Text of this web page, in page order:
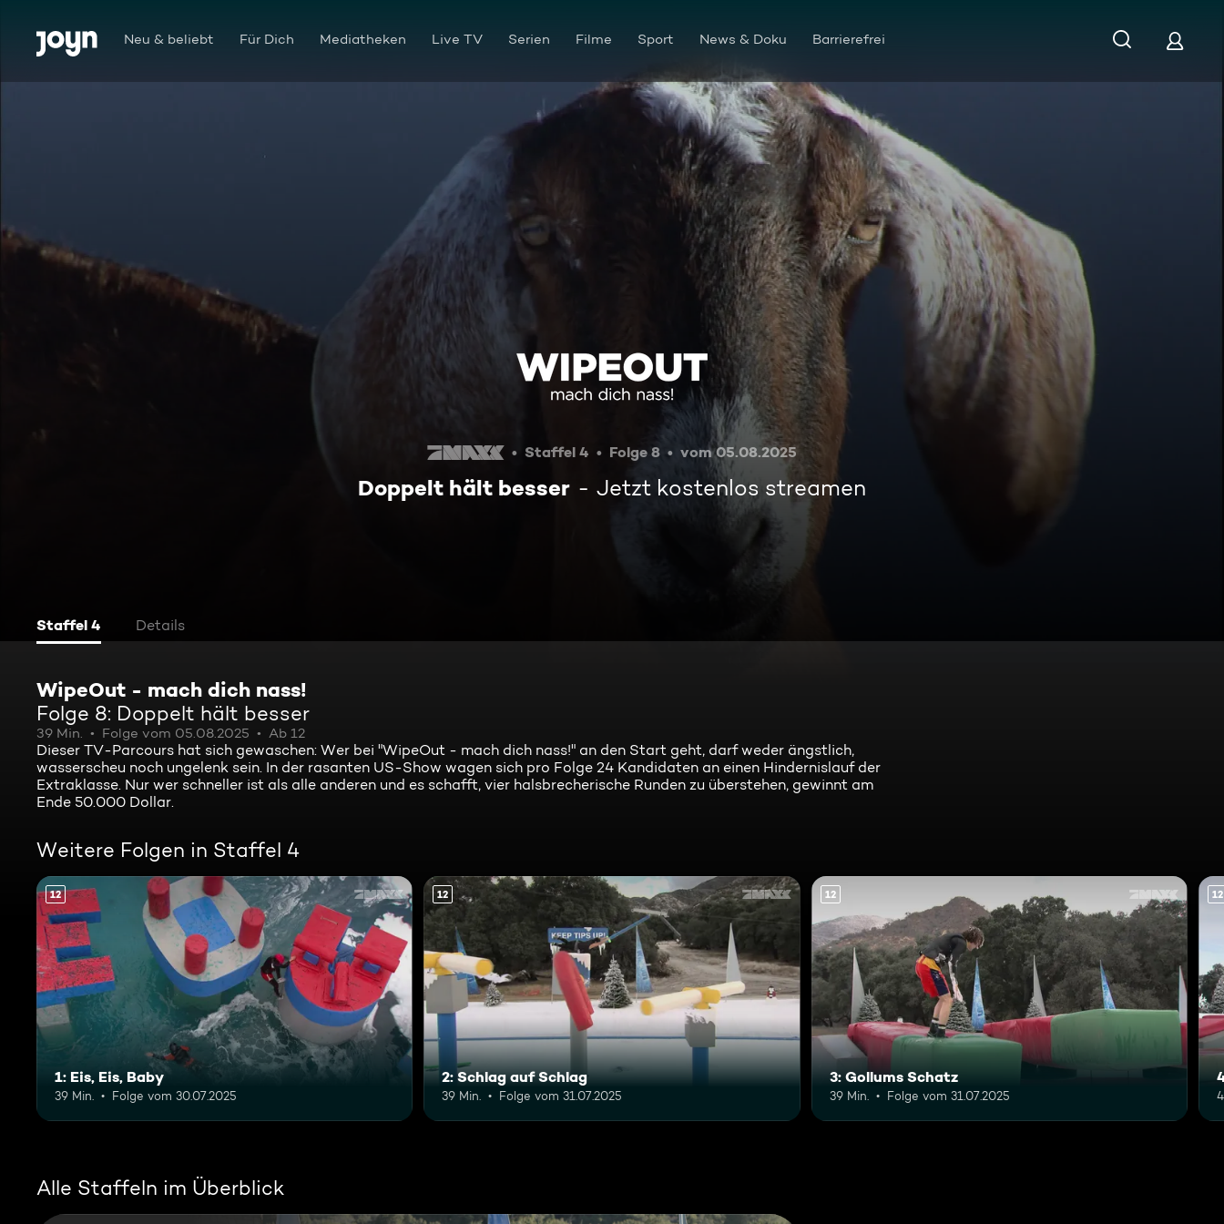
Zum Inhalt springen
Barrierefrei Neu & beliebt Für Dich Mediatheken Live TV Serien Filme Sport News & Doku Barrierefrei
Doppelt hält besser
Staffel 4 Folge 8 vom 05.08.2025
Doppelt hält besser Jetzt kostenlos streamen
Staffel 4 Details
WipeOut - mach dich nass!
Folge 8: Doppelt hält besser
39 Min. Folge vom 05.08.2025 Ab 12
Dieser TV-Parcours hat sich gewaschen: Wer bei "WipeOut - mach dich nass!" an den Start geht, darf weder ängstlich,
wasserscheu noch ungelenk sein. In der rasanten US-Show wagen sich pro Folge 24 Kandidaten an einen Hindernislauf der
Extraklasse. Nur wer schneller ist als alle anderen und es schafft, vier halsbrecherische Runden zu überstehen, gewinnt am
Ende 50.000 Dollar.
Weitere Folgen in Staffel 4
12
1: Eis, Eis, Baby
39 Min. Folge vom 30.07.2025
12
2: Schlag auf Schlag
39 Min. Folge vom 31.07.2025
12
3: Gollums Schatz
39 Min. Folge vom 31.07.2025
12
Alle Staffeln im Überblick